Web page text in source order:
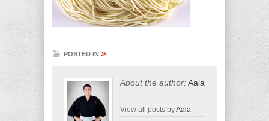
POSTED IN »
About the author:Aala
View all posts byAala